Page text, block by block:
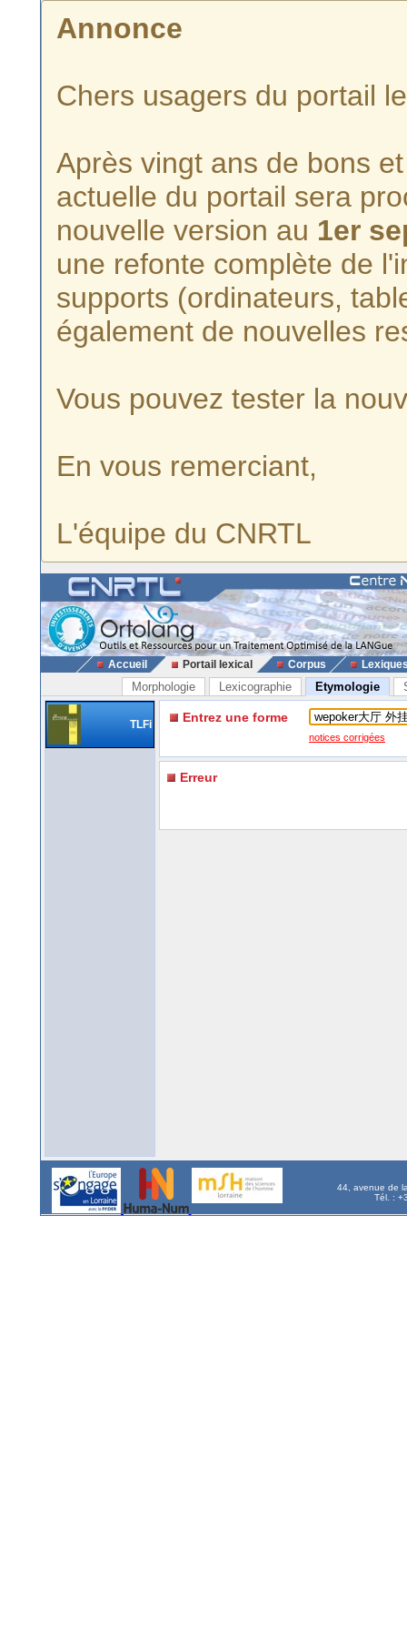
Annonce
Chers usagers du portail
Après vingt ans de bons
actuelle du portail sera
nouvelle version au 1er
une refonte complète de
supports (ordinateurs,
également de nouvelles
Vous pouvez tester la
En vous remerciant,
L'équipe du CNRTL
Accueil Portail lexical Corpus
Morphologie Lexicographie Etymologie
TLFi Entrez une forme
notices corrigées
Erreur
44, avenue de
Tél. :